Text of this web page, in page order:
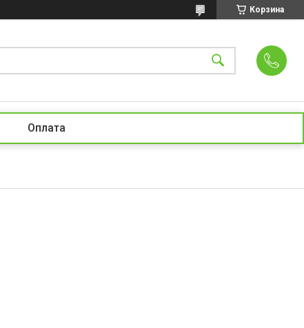
Корзина
Оплата